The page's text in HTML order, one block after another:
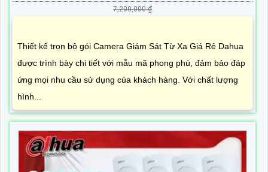
7,200,000 ₫
Thiết kế trọn bộ gói Camera Giám Sát Từ Xa Giá Rẻ Dahua
được trình bày chi tiết với mẫu mã phong phú, đảm bảo đáp
ứng mọi nhu cầu sử dụng của khách hàng. Với chất lượng
hình...